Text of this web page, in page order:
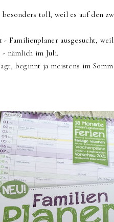
toll, weil es auf den
Familienplaner ausgesucht,
nämlich im Juli.
beginnt ja meistens im